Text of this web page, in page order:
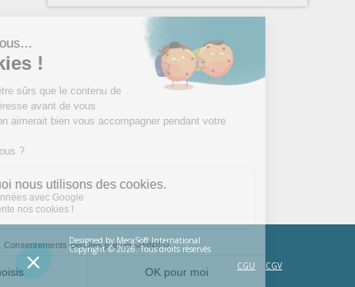
Designed by MecaSoft International
Copyright © 2026. Tous droits réservés
CGU
CGV